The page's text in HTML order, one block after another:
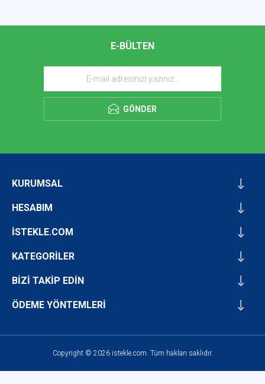
E-BÜLTEN
GÖNDER
KURUMSAL
HESABIM
İSTEKLE.COM
KATEGORİLER
BİZİ TAKİP EDİN
ÖDEME YÖNTEMLERİ
Copyright © 2026 istekle.com. Tüm hakları saklıdır.